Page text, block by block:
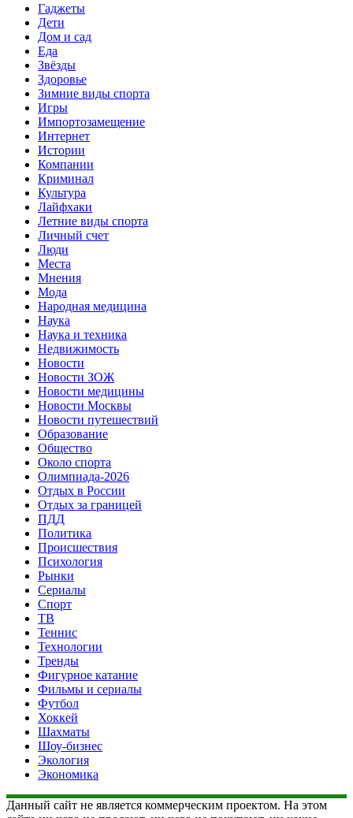
Гаджеты
Дети
Дом и сад
Еда
Звёзды
Здоровье
Зимние виды спорта
Игры
Импортозамещение
Интернет
Истории
Компании
Криминал
Культура
Лайфхаки
Летние виды спорта
Личный счет
Люди
Места
Мнения
Мода
Народная медицина
Наука
Наука и техника
Недвижимость
Новости
Новости ЗОЖ
Новости медицины
Новости Москвы
Новости путешествий
Образование
Общество
Около спорта
Олимпиада-2026
Отдых в России
Отдых за границей
ПДД
Политика
Происшествия
Психология
Рынки
Сериалы
Спорт
ТВ
Теннис
Технологии
Тренды
Фигурное катание
Фильмы и сериалы
Футбол
Хоккей
Шахматы
Шоу-бизнес
Экология
Экономика
Данный сайт не является коммерческим проектом. На этом